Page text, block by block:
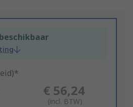
€ 56,24
(incl. BTW)